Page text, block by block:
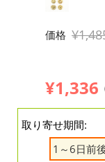
価格
¥1,336
取り寄せ期間:
1～6日前